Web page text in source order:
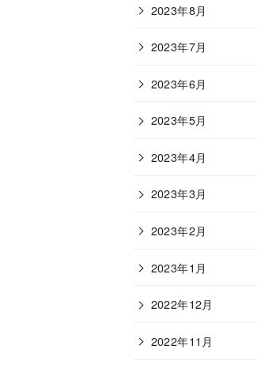
2023年8月
2023年7月
2023年6月
2023年5月
2023年4月
2023年3月
2023年2月
2023年1月
2022年12月
2022年11月